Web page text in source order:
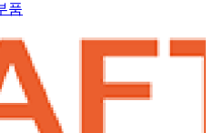
품